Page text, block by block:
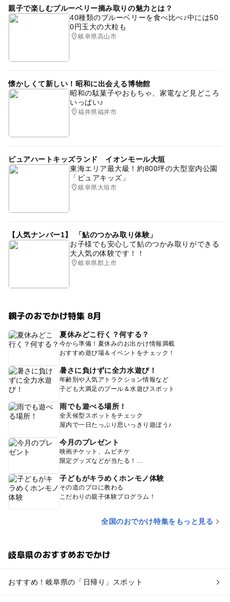
親子で楽しむブルーベリー摘み取りの魅力とは？
40種類のブルーベリーを食べ比べ♪中には50
0円玉大の大粒も
岐阜県高山市
懐かしくて新しい！昭和に出会える博物館
昭和の駄菓子やおもちゃ、家電など見どころ
いっぱい♪
福井県福井市
ピュアハートキッズランド イオンモール大垣
東海エリア最大級！約800坪の大型室内公園
「ピュアキッズ」
岐阜県大垣市
【人気ナンバー1】 「鮎のつかみ取り体験」
お子様でも安心して鮎のつかみ取りができる
大人気の体験です！！
岐阜県郡上市
親子のおでかけ特集 8月
夏休みどこ行く？何する？
今から準備！夏休みのお出かけ情報満載
おすすめ遊び場＆イベントをチェック！
暑さに負けずに全力水遊び！
年齢別や人気アトラクション情報など
子ども大満足のプール＆水遊びスポット
雨でも遊べる場所！
全天候型スポットをチェック
屋内で一日たっぷり思いっきり遊ぼう♪
今月のプレゼント
映画チケット、ムビチケ
限定グッズなどが当たる！
子どもがキラめくホンモノ体験
その道のプロに教わる
こだわりの親子体験プログラム！
全国のおでかけ特集をもっと見る
岐阜県のおすすめおでかけ
おすすめ！岐阜県の「日帰り」スポット